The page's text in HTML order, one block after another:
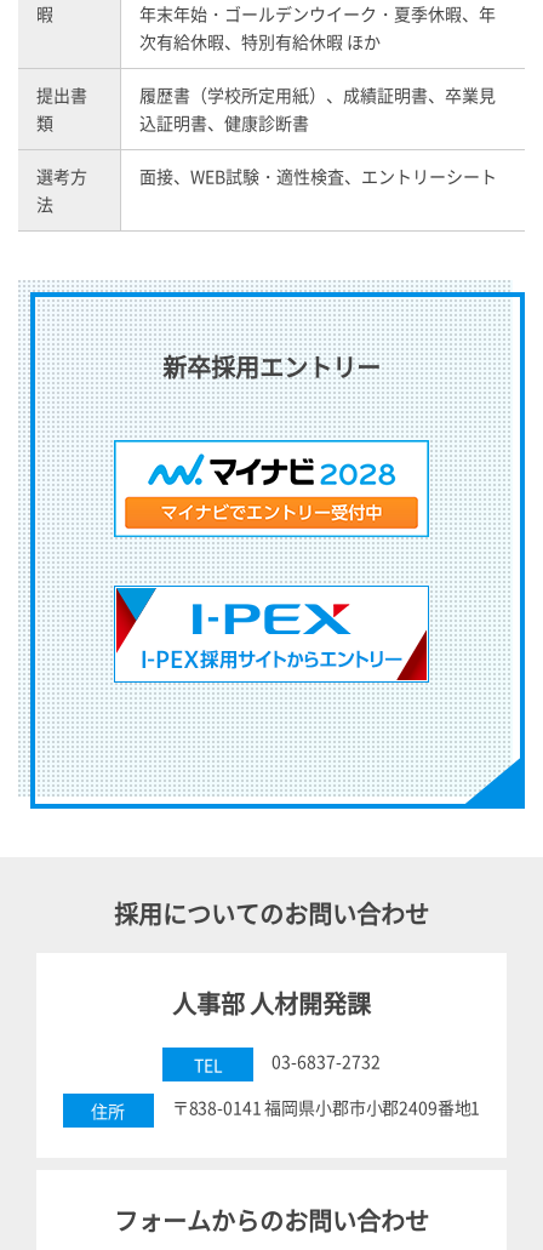
暇
年末年始・ゴールデンウイーク・夏季休暇、年
次有給休暇、特別有給休暇 ほか
提出書
類
履歴書（学校所定用紙）、成績証明書、卒業見
込証明書、健康診断書
選考方
法
面接、WEB試験・適性検査、エントリーシート
新卒採用エントリー
採用についてのお問い合わせ
人事部 人材開発課
TEL 03-6837-2732
住所 〒838-0141 福岡県小郡市小郡2409番地1
フォームからのお問い合わせ